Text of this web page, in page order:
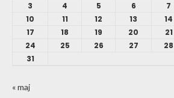
3
4 5 6 7
10
11 12 13 14
17
18 19 20 21
24
25 26 27 28
31
« maj